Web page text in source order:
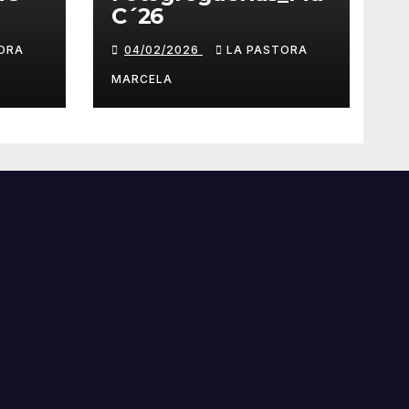
C´26
04/02/2026 LA PASTORA
MARCELA